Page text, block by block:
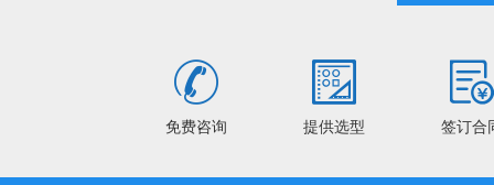
免费咨询 提供选型 签订合